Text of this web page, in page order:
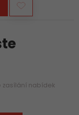
zasílání nabídek